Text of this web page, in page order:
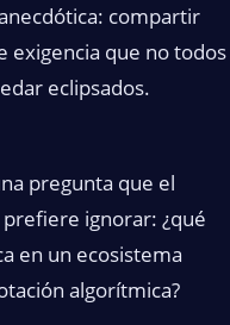
compartir
exigencia que no todos
eclipsados.
pregunta que el
ignorar: ¿qué
en un ecosistema
algorítmica?